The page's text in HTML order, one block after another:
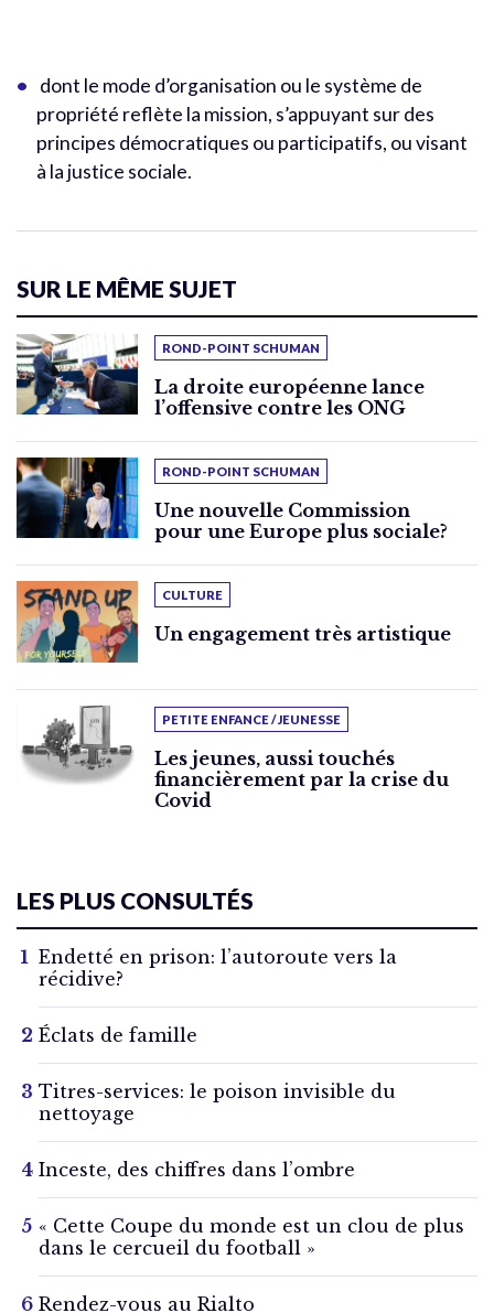
dont le mode d’organisation ou le système de
propriété reflète la mission, s’appuyant sur des
principes démocratiques ou participatifs, ou visant
à la justice sociale.
SUR LE MÊME SUJET
ROND-POINT SCHUMAN
La droite européenne lance
l’offensive contre les ONG
ROND-POINT SCHUMAN
Une nouvelle Commission
pour une Europe plus sociale?
CULTURE
Un engagement très artistique
PETITE ENFANCE / JEUNESSE
Les jeunes, aussi touchés
financièrement par la crise du
Covid
LES PLUS CONSULTÉS
Endetté en prison: l’autoroute vers la
récidive?
Éclats de famille
Titres-services: le poison invisible du
nettoyage
Inceste, des chiffres dans l’ombre
« Cette Coupe du monde est un clou de plus
dans le cercueil du football »
Rendez-vous au Rialto